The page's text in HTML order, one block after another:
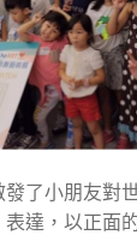
了小朋友對
達，以正面